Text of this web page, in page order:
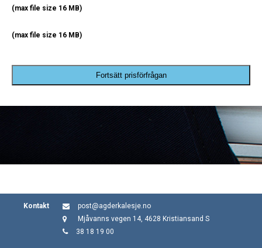
(max file size 16 MB)
(max file size 16 MB)
Fortsätt prisförfrågan
Kontakt
post@agderkalesje.no
Mjåvanns vegen 14, 4628 Kristiansand S
38 18 19 00